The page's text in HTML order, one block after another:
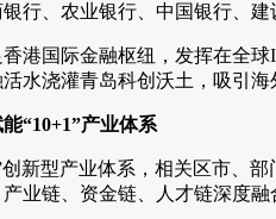
行、农业银行、中国银行、
港国际金融枢纽，发挥在全球
水浇灌青岛科创沃土，吸引
“10+1”产业体系
创新型产业体系，相关区市、
业链、资金链、人才链深度